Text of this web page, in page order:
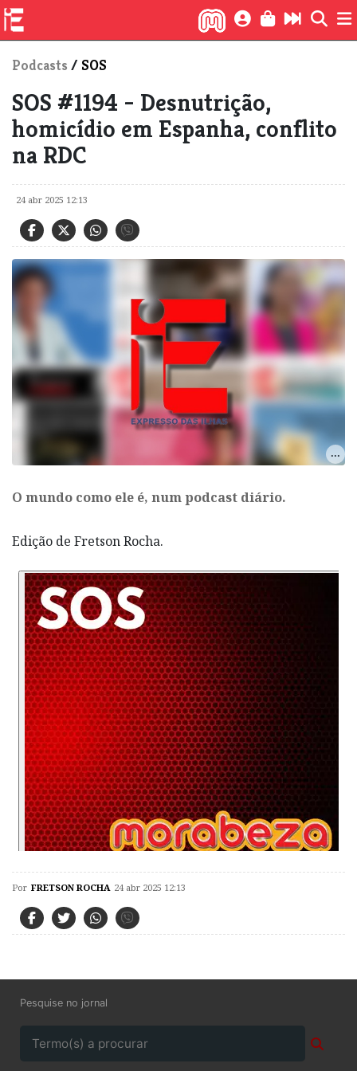
Podcasts / SOS
SOS #1194 - Desnutrição,
homicídio em Espanha, conflito
na RDC
24 abr 2025 12:13
O mundo como ele é, num podcast diário.
Edição de Fretson Rocha.
Por FRETSON ROCHA 24 abr 2025 12:13
Pesquise no jornal